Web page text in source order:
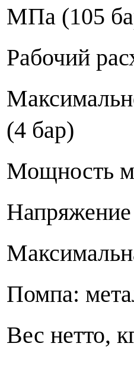
МПа (105
Рабочий
(4 бар)
Мощность
Напряжение
Помпа:
Вес нетто,